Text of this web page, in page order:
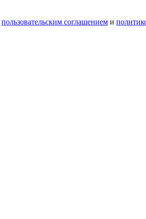
пользовательским соглашением и